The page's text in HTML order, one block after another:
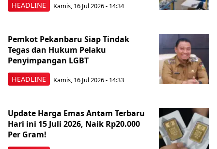
HEADLINE Kamis, 16 Jul 2026 - 14:34
HEADLINE
Pemkot Pekanbaru Siap Tindak
Tegas dan Hukum Pelaku
Penyimpangan LGBT
Kamis, 16 Jul 2026 - 14:33
Update Harga Emas Antam Terbaru
Hari ini 15 Juli 2026, Naik Rp20.000
Per Gram!